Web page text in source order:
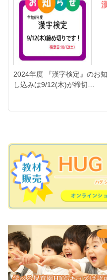
2024年度 『漢字検定』のお
し込みは9/12(木)が締切…